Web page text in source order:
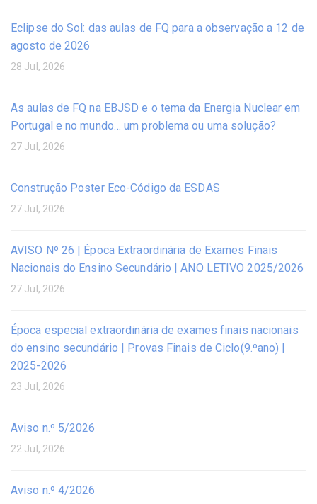
Eclipse do Sol: das aulas de FQ para a observação a 12 de
agosto de 2026
28 Jul, 2026
As aulas de FQ na EBJSD e o tema da Energia Nuclear em
Portugal e no mundo… um problema ou uma solução?
27 Jul, 2026
Construção Poster Eco-Código da ESDAS
27 Jul, 2026
AVISO Nº 26 | Época Extraordinária de Exames Finais
Nacionais do Ensino Secundário | ANO LETIVO 2025/2026
27 Jul, 2026
Época especial extraordinária de exames finais nacionais
do ensino secundário | Provas Finais de Ciclo(9.ºano) |
2025-2026
23 Jul, 2026
Aviso n.º 5/2026
22 Jul, 2026
Aviso n.º 4/2026